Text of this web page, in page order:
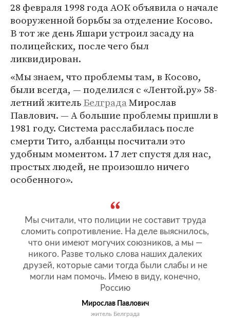
28 февраля 1998 года АОК объявила о начале
вооруженной борьбы за отделение Косово.
В тот же день Яшари устроил засаду на
полицейских, после чего был
ликвидирован.
«Мы знаем, что проблемы там, в Косово,
были всегда, — поделился с «Лентой.ру» 58-
летний жительБелградаМирослав
Павлович. — А большие проблемы пришли в
1981 году. Система расслабилась после
смерти Тито, албанцы посчитали это
удобным моментом. 17 лет спустя для нас,
простых людей, не произошло ничего
особенного».
Мы считали, что полиции не составит труда
сломить сопротивление. На деле выяснилось,
что они имеют могучих союзников, а мы —
никого. Разве только слова наших далеких
друзей, которые сами тогда были слабы и не
могли нам помочь. Имею в виду, конечно,
Россию
Мирослав Павлович
житель Белграда